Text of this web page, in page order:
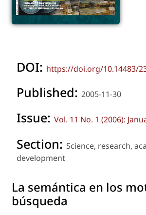
DOI: https://doi.org/10.14483/
Published: 2005-11-30
Issue: Vol. 11 No. 1 (2006):
Section: Science, research,
development
La semántica en los
búsqueda